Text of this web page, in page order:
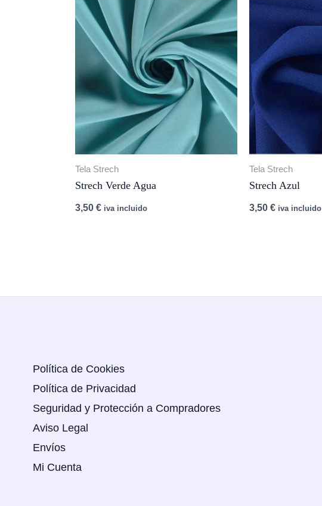
Tela Strech
Strech Verde Agua
3,50 € iva incluido
Tela Strech
Strech Azul
3,50 € iva incluido
Política de Cookies
Política de Privacidad
Seguridad y Protección a Compradores
Aviso Legal
Envíos
Mi Cuenta